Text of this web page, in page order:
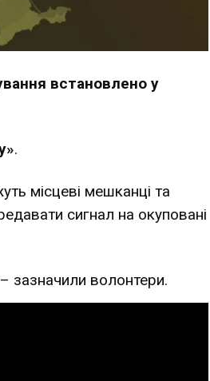
встановлено у
.
місцеві мешканці та
сигнал на окуповані
зазначили волонтери.